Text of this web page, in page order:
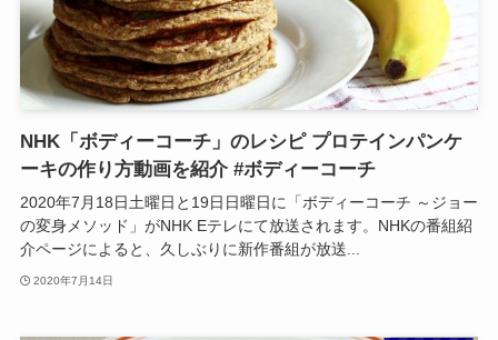
NHK「ボディーコーチ」のレシピ プロテインパンケ
ーキの作り方動画を紹介 #ボディーコーチ
2020年7月18日土曜日と19日日曜日に「ボディーコーチ ～ジョー
の変身メソッド」がNHK Eテレにて放送されます。NHKの番組紹
介ページによると、久しぶりに新作番組が放送...
2020年7月14日